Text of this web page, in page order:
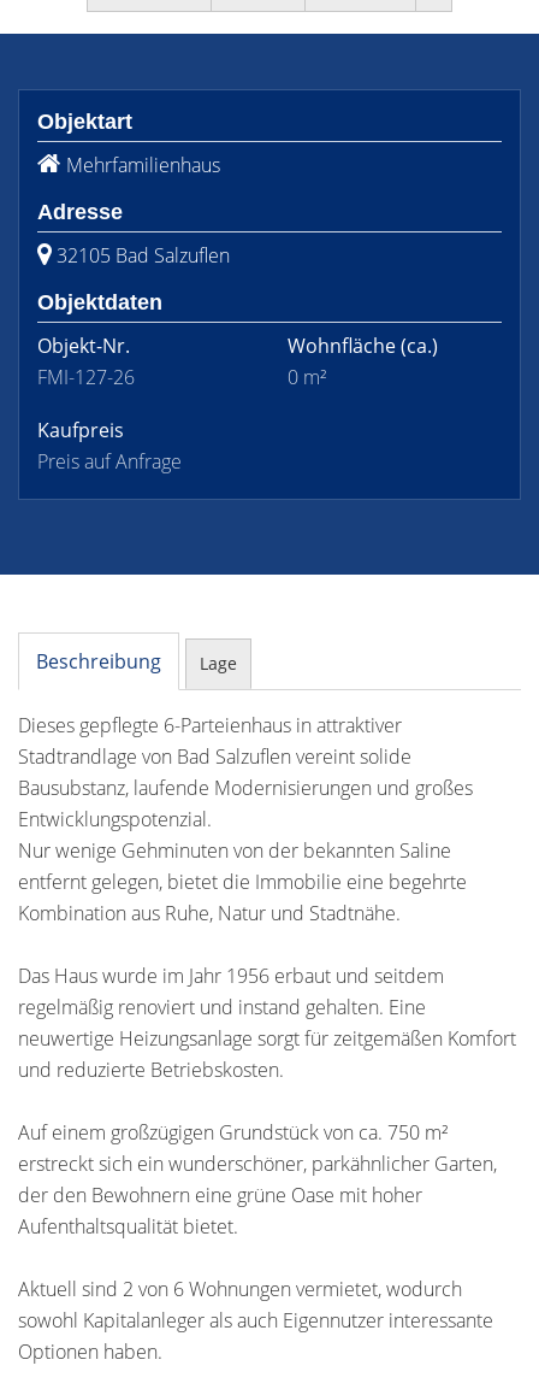
Objektart
Mehrfamilienhaus
Adresse
32105 Bad Salzuflen
Objektdaten
Objekt-Nr.
FMI-127-26
Wohnfläche(ca.)
0 m²
Kaufpreis
Preis auf Anfrage
Beschreibung Lage
Dieses gepflegte 6-Parteienhaus in attraktiver
Stadtrandlage von Bad Salzuflen vereint solide
Bausubstanz, laufende Modernisierungen und großes
Entwicklungspotenzial.
Nur wenige Gehminuten von der bekannten Saline
entfernt gelegen, bietet die Immobilie eine begehrte
Kombination aus Ruhe, Natur und Stadtnähe.
Das Haus wurde im Jahr 1956 erbaut und seitdem
regelmäßig renoviert und instand gehalten. Eine
neuwertige Heizungsanlage sorgt für zeitgemäßen Komfort
und reduzierte Betriebskosten.
Auf einem großzügigen Grundstück von ca. 750 m²
erstreckt sich ein wunderschöner, parkähnlicher Garten,
der den Bewohnern eine grüne Oase mit hoher
Aufenthaltsqualität bietet.
Aktuell sind 2 von 6 Wohnungen vermietet, wodurch
sowohl Kapitalanleger als auch Eigennutzer interessante
Optionen haben.